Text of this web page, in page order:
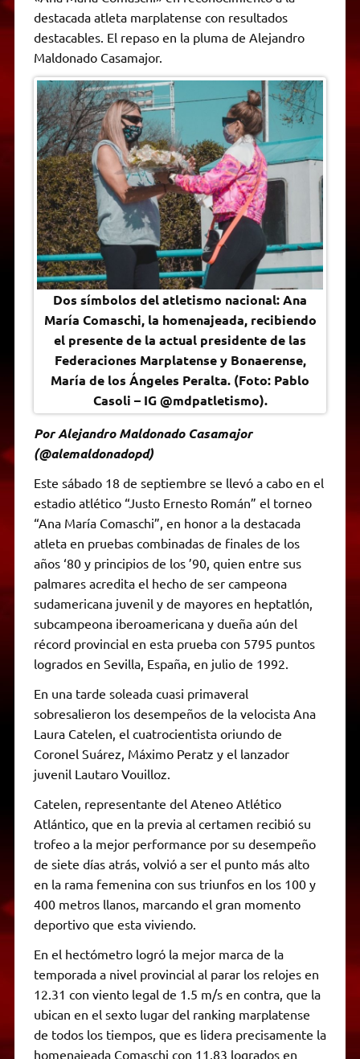
A
p
p
a
m
r
o
o
k
g
e
n
k
r
i
d
y
destacada atleta marplatense con resultados
destacables. El repaso en la pluma de Alejandro
Maldonado Casamajor.
Dos símbolos del atletismo nacional: Ana
María Comaschi, la homenajeada, recibiendo
el presente de la actual presidente de las
Federaciones Marplatense y Bonaerense,
María de los Ángeles Peralta. (Foto: Pablo
Casoli – IG @mdpatletismo).
Por Alejandro Maldonado Casamajor
(@alemaldonadopd)
Este sábado 18 de septiembre se llevó a cabo en el
estadio atlético “Justo Ernesto Román” el torneo
“Ana María Comaschi”, en honor a la destacada
atleta en pruebas combinadas de finales de los
años ‘80 y principios de los ’90, quien entre sus
palmares acredita el hecho de ser campeona
sudamericana juvenil y de mayores en heptatlón,
subcampeona iberoamericana y dueña aún del
récord provincial en esta prueba con 5795 puntos
logrados en Sevilla, España, en julio de 1992.
En una tarde soleada cuasi primaveral
sobresalieron los desempeños de la velocista Ana
Laura Catelen, el cuatrocientista oriundo de
Coronel Suárez, Máximo Peratz y el lanzador
juvenil Lautaro Vouilloz.
Catelen, representante del Ateneo Atlético
Atlántico, que en la previa al certamen recibió su
trofeo a la mejor performance por su desempeño
de siete días atrás, volvió a ser el punto más alto
en la rama femenina con sus triunfos en los 100 y
400 metros llanos, marcando el gran momento
deportivo que esta viviendo.
En el hectómetro logró la mejor marca de la
temporada a nivel provincial al parar los relojes en
12.31 con viento legal de 1.5 m/s en contra, que la
ubican en el sexto lugar del ranking marplatense
de todos los tiempos, que es lidera precisamente la
homenajeada Comaschi con 11.83 logrados en